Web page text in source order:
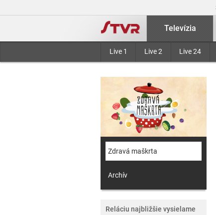
Televízia
Live 1 Live 2 Live 24
Zdravá maškrta
Archív
Reláciu najbližšie vysielame